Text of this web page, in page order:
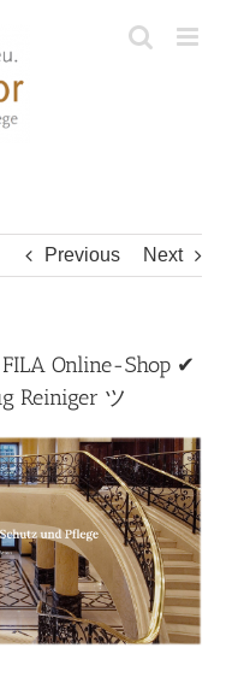
Previous Next
Online-Shop ✔
Reiniger ツ